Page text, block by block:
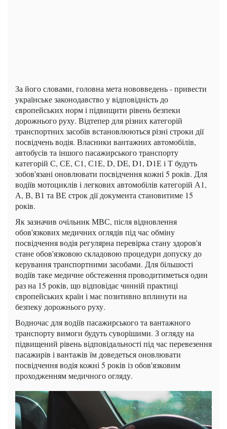
За його словами, головна мета нововведень - привести
українське законодавство у відповідність до
європейських норм і підвищити рівень безпеки
дорожнього руху. Відтепер для різних категорій
транспортних засобів встановлюються різні строки дії
посвідчень водія. Власники вантажних автомобілів,
автобусів та іншого пасажирського транспорту
категорій С, СЕ, С1, С1Е, D, DE, D1, D1Е і Т будуть
зобов'язані оновлювати посвідчення кожні 5 років. Для
водіїв мотоциклів і легкових автомобілів категорій А1,
А, В, В1 та ВЕ строк дії документа становитиме 15
років.
Як зазначив очільник МВС, після відновлення
обов'язкових медичних оглядів під час обміну
посвідчення водія регулярна перевірка стану здоров'я
стане обов'язковою складовою процедури допуску до
керування транспортними засобами. Для більшості
водіїв таке медичне обстеження проводитиметься один
раз на 15 років, що відповідає чинній практиці
європейських країн і має позитивно вплинути на
безпеку дорожнього руху.
Водночас для водіїв пасажирського та вантажного
транспорту вимоги будуть суворішими. З огляду на
підвищений рівень відповідальності під час перевезення
пасажирів і вантажів їм доведеться оновлювати
посвідчення водія кожні 5 років із обов'язковим
проходженням медичного огляду.